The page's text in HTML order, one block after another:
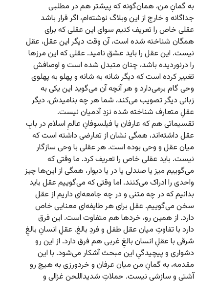
به گمانِ من، همان‌گونه که پیشتر هم در مطلبی
جداگانه و خارج از این وبلاگ نوشته‌ام، اگر قرار باشد
عقلی خاص را تعریف کنیم سوای این عقلی که برای
همگان شناخته شده است، آن وقت دیگر این عقل، عقل
نیست. این عقل را باید عشق نامید. عقلی که این مرزها
را درنوردیده باشد، چنان متبدل شده است و اوصافش
تغییر کرده است که دیگر شانه به شانه و پهلو به پهلوی
وحی گام برمی‌دارد و هر آنچه آن می‌گوید این یکی به
زبانی دیگر تصویب می‌کند، شما هر چه بنامیدش، دیگر
عقلِ متعارف شناخته شده نزدِ آدمیان نیست.
تقسیماتی هم که عارفان یا فیلسوفانِ عالمِ اسلام در بابِ
عقل داشته‌اند، همگی نشان از تعارضی داشته است که
میان عقل و وحی بوده است. هر عقلی با وحی سازگار
نیست. باید عقلی خاص را تعریف کرد. ما وقتی که
می‌گوییم میز یا صندلی یا در یا دیوار، همگی از این‌ها چیز
واحدی را ادراک می‌کنند. اما وقتی که می‌گوییم عقل باید
بدانیم که در چه متنی و در چه جامعه‌ای داریم از عقل
سخن می‌گوییم. عقل برای هر طایفه‌ای معنایی خاص
دارد. از همین رو، خردها هم متفاوت است. این فرق
دارد با تفاوتِ میان عقل طفل و فردِ بالغ. عقلِ انسانِ بالغِ
شرقی با عقلِ انسان بالغِ غربی هم فرق دارد. از این رو
دشواری و پیچیدگیِ این مبحث آشکار می‌شود. با این
مقدمه، به گمانِ من میان عرفان و خردورزی به هیچ رو
آشتی و سازشی نیست. حملاتِ شدیداللحن غزالی و